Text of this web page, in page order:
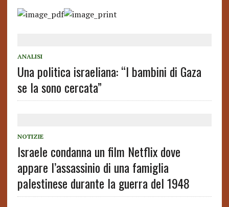
ANALISI
Una politica israeliana: “I bambini di Gaza
se la sono cercata”
NOTIZIE
Israele condanna un film Netflix dove
appare l’assassinio di una famiglia
palestinese durante la guerra del 1948